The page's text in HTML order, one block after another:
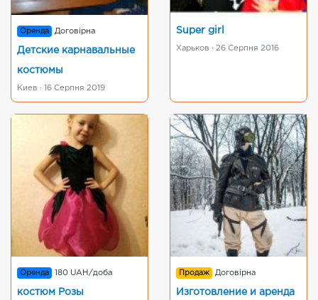
Оренда Договірна
Детские карнавальные
костюмы
Киев · 16 Серпня 2019
Super girl
Харьков · 26 Серпня 2016
Оренда 180 UAH/доба
костюм Розы
Продаж Договірна
Изготовление и аренда